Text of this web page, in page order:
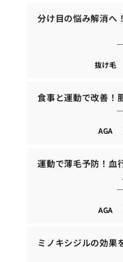
分け目の悩み解消へ
抜け毛
食事と運動で改善！
AGA
運動で薄毛予防！血
AGA
ミノキシジルの効果